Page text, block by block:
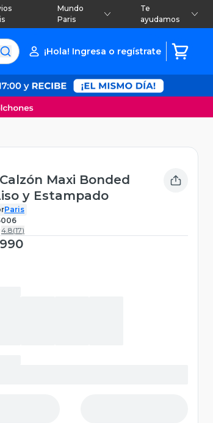
Mundo
Paris
Te
ayudamos
¡Hola! Ingresa o regístrate
Maxi Bonded
y Estampado
Paris
4.8(17)